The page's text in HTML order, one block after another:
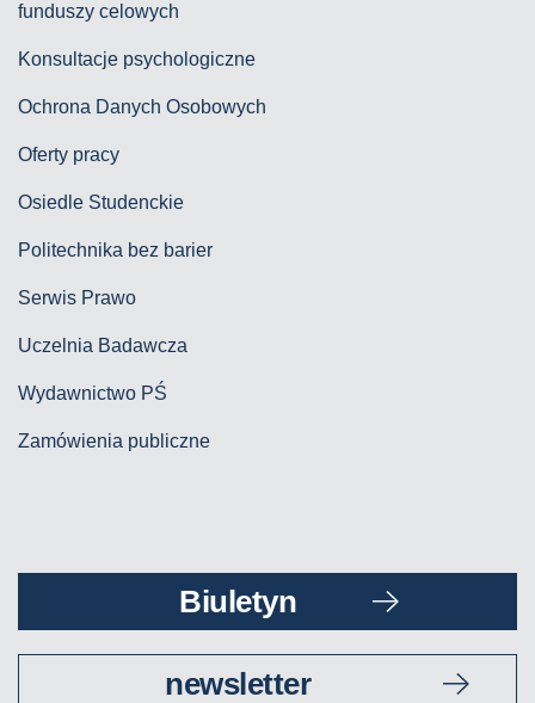
funduszy celowych
Konsultacje psychologiczne
Ochrona Danych Osobowych
Oferty pracy
Osiedle Studenckie
Politechnika bez barier
Serwis Prawo
Uczelnia Badawcza
Wydawnictwo PŚ
Zamówienia publiczne
Biuletyn
newsletter